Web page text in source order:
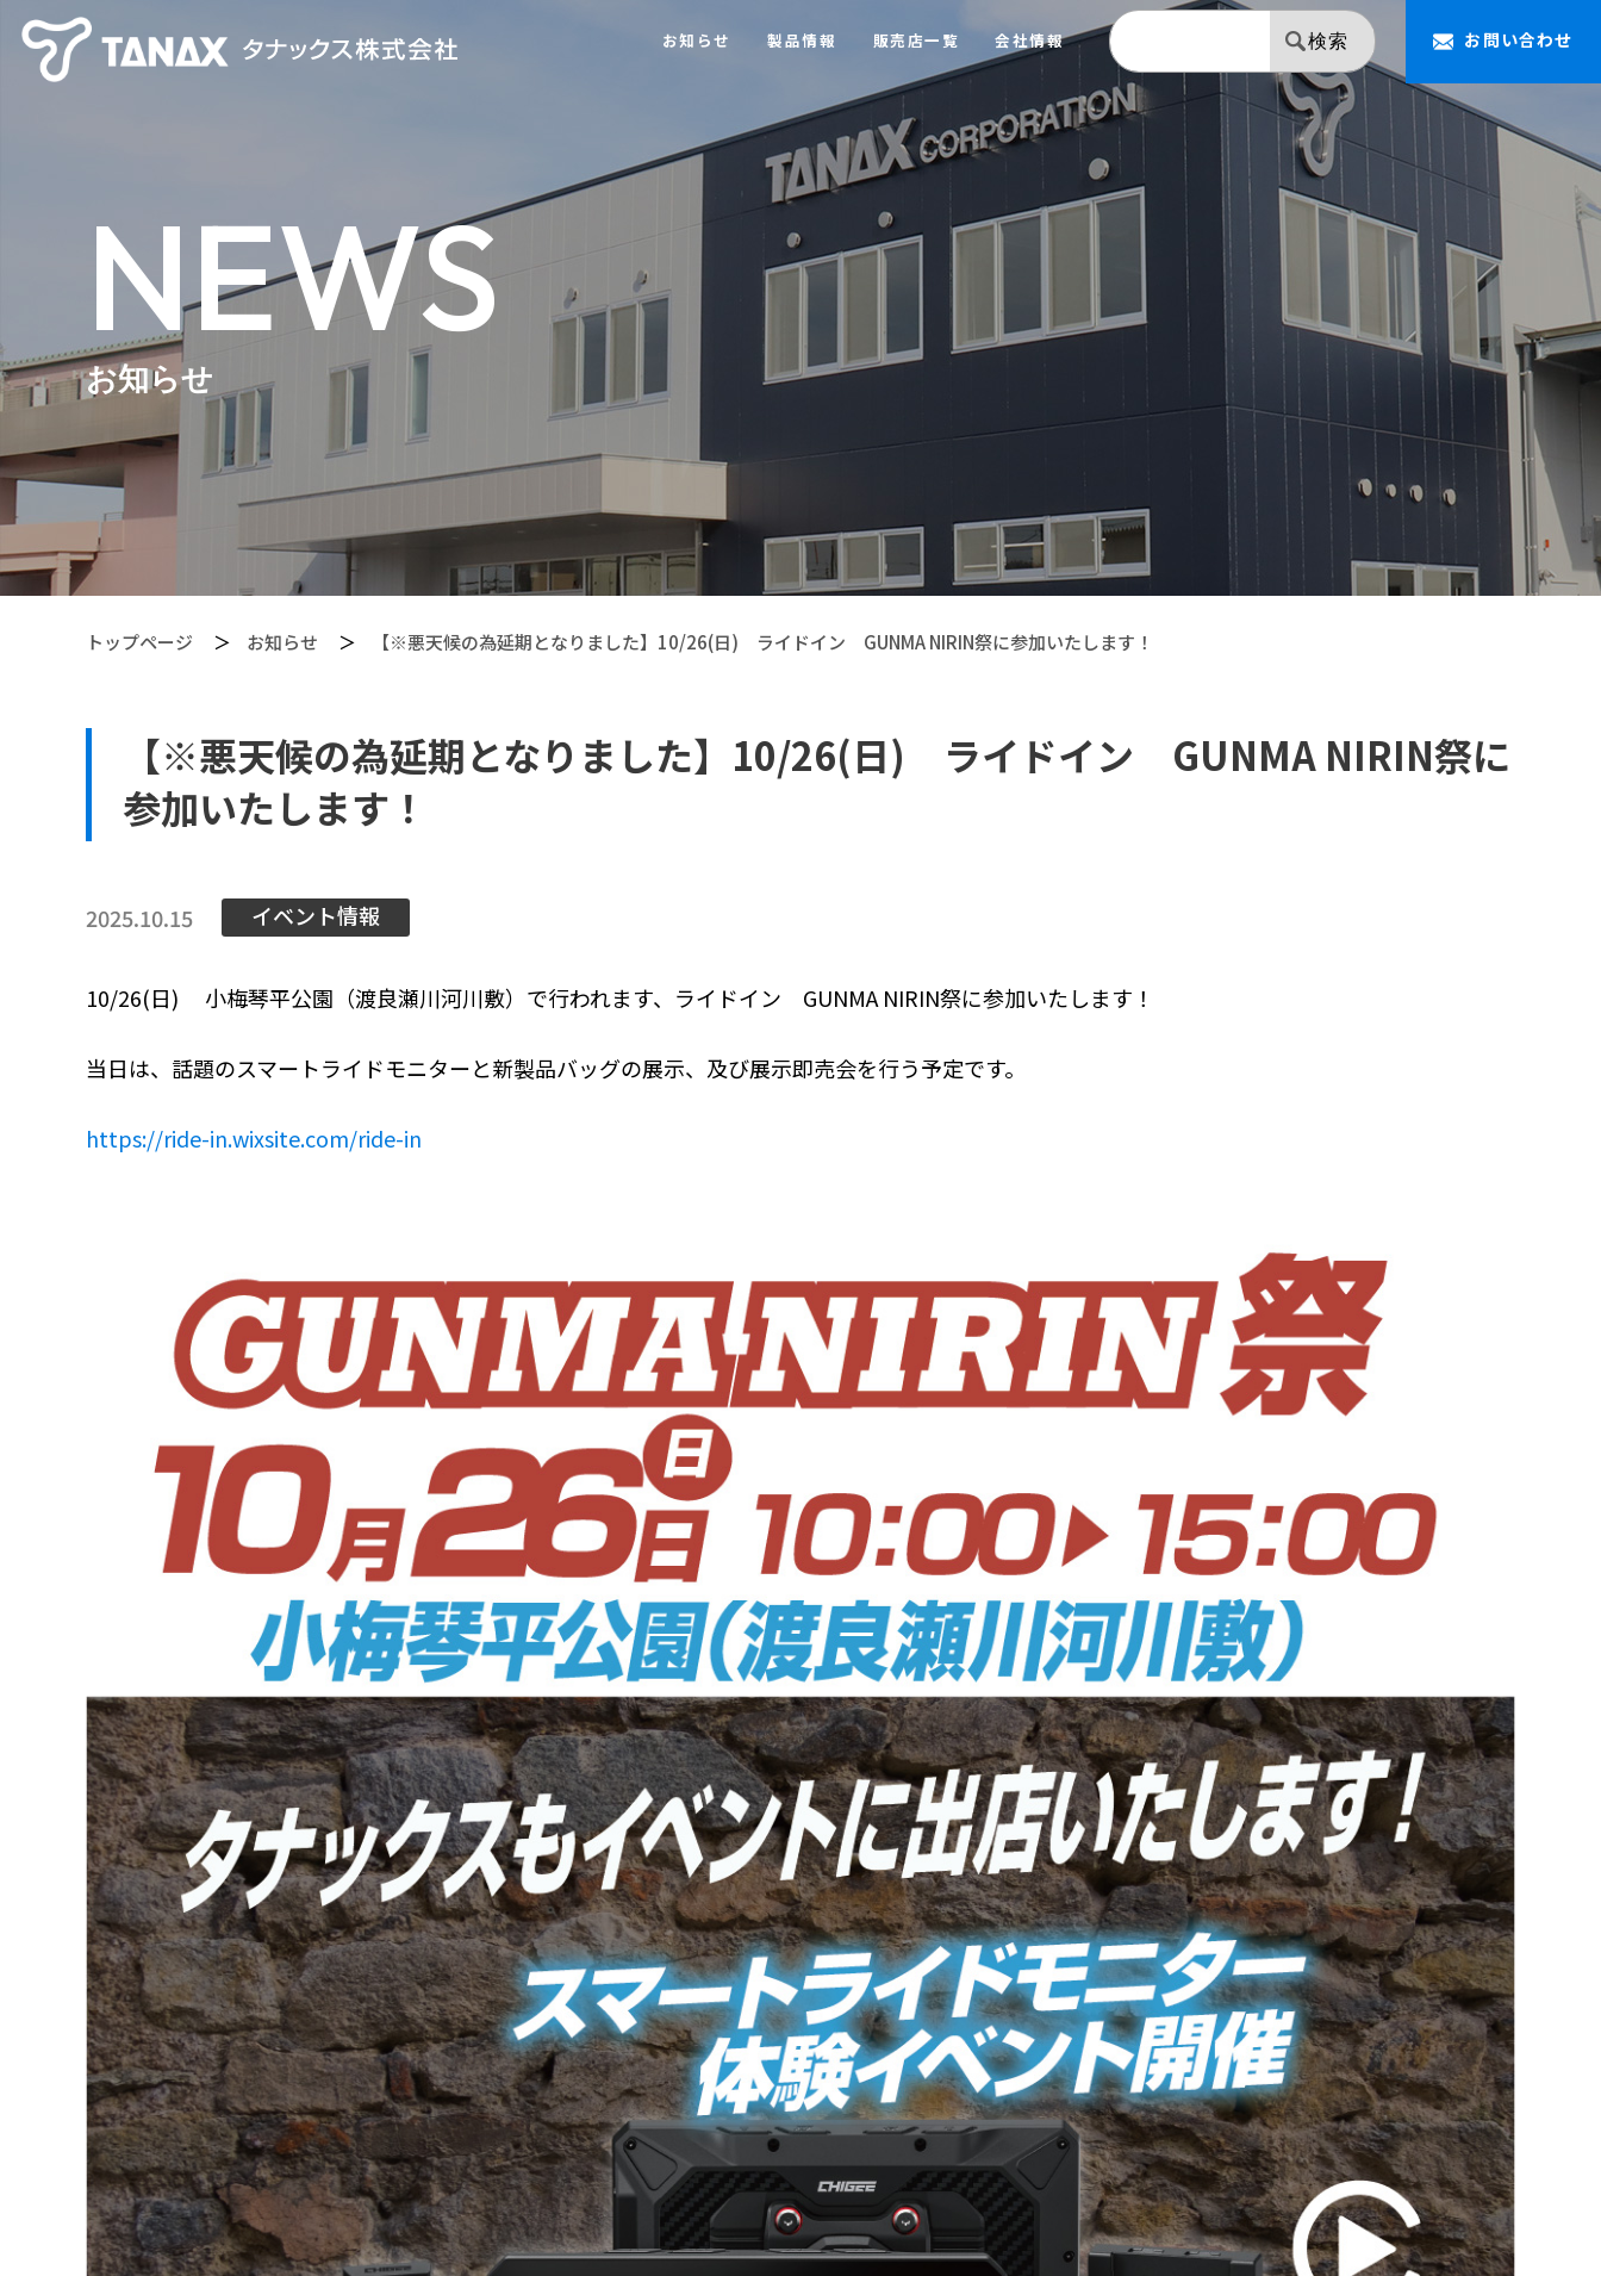
お知らせ 製品情報 販売店一覧 会社情報 検索 お問い合わせ
【TANAX×CHIGEE】 スマートライドシステム 【MOTOFIZZ】 ツーリングバッグ・アクセサリー 【NAPOLEON】 ミラー
【PITGEAR】 クリーニング・メンテンナンス用品 【Callsight】 カー用品 【VELOGARAGE】 自転車用品
NEWS
お知らせ
トップページ お知らせ 【※悪天候の為延期となりました】10/26(日) ライドイン GUNMA NIRIN祭に参加いたします！
【※悪天候の為延期となりました】10/26(日) ライドイン GUNMA NIRIN祭に
参加いたします！
2025.10.15 イベント情報
10/26(日) 小梅琴平公園（渡良瀬川河川敷）で行われます、ライドイン GUNMA NIRIN祭に参加いたします！
当日は、話題のスマートライドモニターと新製品バッグの展示、及び展示即売会を行う予定です。
https://ride-in.wixsite.com/ride-in